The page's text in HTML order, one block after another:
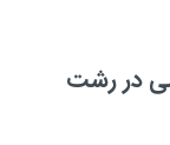
در رشت